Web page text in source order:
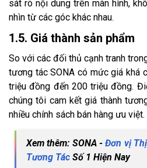
sát rõ nội dung trên màn hình,
nhìn từ các góc khác nhau.
1.5. Giá thành sản phẩm
So với các đối thủ cạnh tranh
tương tác SONA có mức giá khá
triệu đồng đến 200 triệu đồng.
chúng tôi cam kết giá thành
nhiều chính sách bán hàng ưu việt.
Xem thêm: SONA -Đơn vị
Tương Tác Số 1 Hiện Nay